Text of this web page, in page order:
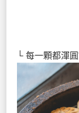
└ 每一顆都渾